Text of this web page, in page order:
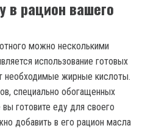
в рацион вашего
можно несколькими
использование готовых
необходимые жирные кислоты.
специально обогащенных
готовите еду для своего
добавить в его рацион масла